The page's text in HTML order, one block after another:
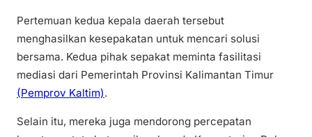
Pertemuan kedua kepala daerah tersebut
menghasilkan kesepakatan untuk mencari solusi
bersama. Kedua pihak sepakat meminta fasilitasi
mediasi dari Pemerintah Provinsi Kalimantan Timur
(Pemprov Kaltim).
Selain itu, mereka juga mendorong percepatan